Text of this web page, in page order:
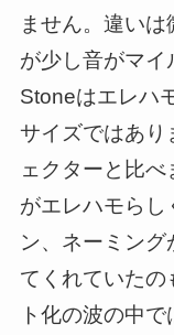
ません。違い
が少し音がマイ
Stoneはエレハ
サイズではあり
ェクターと比
がエレハモらし
ン、ネーミング
てくれていたの
ト化の波の中